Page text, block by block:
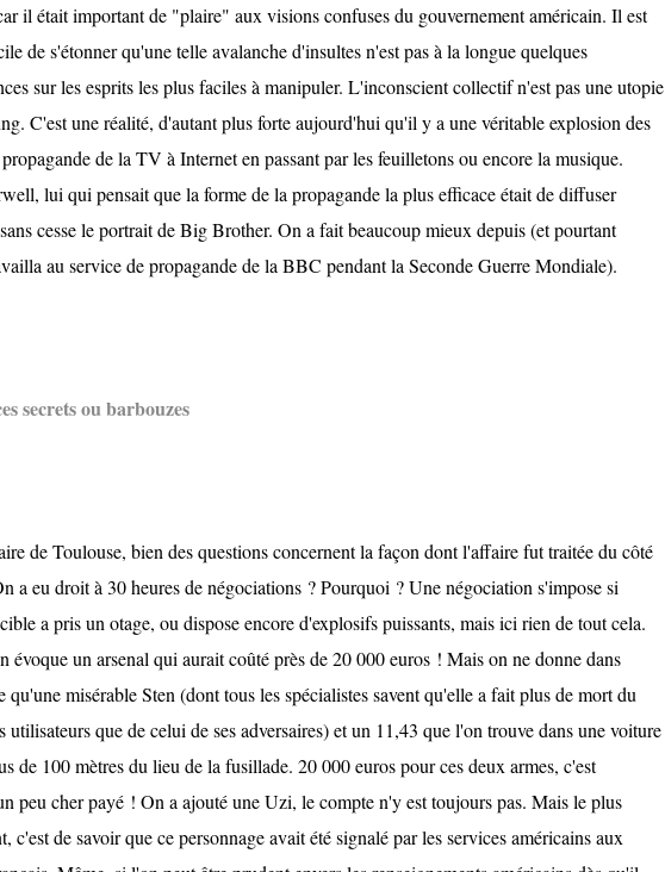
il était important de "plaire" aux visions confuses du gouvernement américain. Il est
de s'étonner qu'une telle avalanche d'insultes n'est pas à la longue quelques
sur les esprits les plus faciles à manipuler. L'inconscient collectif n'est pas une utopie
C'est une réalité, d'autant plus forte aujourd'hui qu'il y a une véritable explosion des
de la TV à Internet en passant par les feuilletons ou encore la musique.
lui qui pensait que la forme de la propagande la plus efficace était de diffuser
cesse le portrait de Big Brother. On a fait beaucoup mieux depuis (et pourtant
au service de propagande de la BBC pendant la Seconde Guerre Mondiale).
secrets ou barbouzes
de Toulouse, bien des questions concernent la façon dont l'affaire fut traitée du côté
a eu droit à 30 heures de négociations ? Pourquoi ? Une négociation s'impose si
a pris un otage, ou dispose encore d'explosifs puissants, mais ici rien de tout cela.
évoque un arsenal qui aurait coûté près de 20 000 euros ! Mais on ne donne dans
qu'une misérable Sten (dont tous les spécialistes savent qu'elle a fait plus de mort du
utilisateurs que de celui de ses adversaires) et un 11,43 que l'on trouve dans une voiture
de 100 mètres du lieu de la fusillade. 20 000 euros pour ces deux armes, c'est
peu cher payé ! On a ajouté une Uzi, le compte n'y est toujours pas. Mais le plus
c'est de savoir que ce personnage avait été signalé par les services américains aux